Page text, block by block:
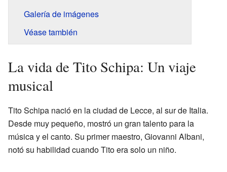
Galería de imágenes
Véase también
La vida de Tito Schipa: Un viaje
musical
Tito Schipa nació en la ciudad de Lecce, al sur de Italia.
Desde muy pequeño, mostró un gran talento para la
música y el canto. Su primer maestro, Giovanni Albani,
notó su habilidad cuando Tito era solo un niño.